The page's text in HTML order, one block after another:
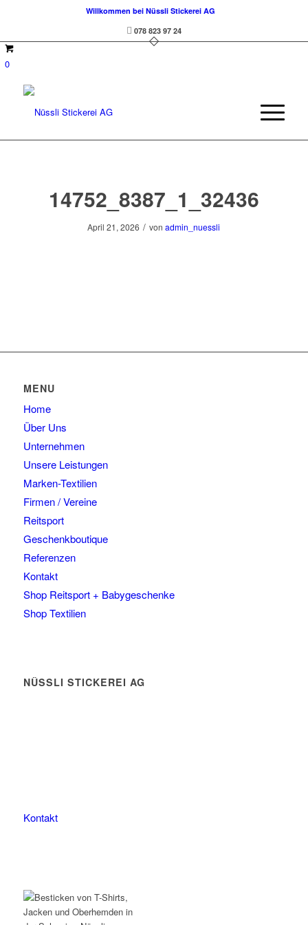
Willkommen bei Nüssli Stickerei AG
078 823 97 24
0
14752_8387_1_32436
April 21, 2026 / vonadmin_nuessli
MENU
Home
Über Uns
Unternehmen
Unsere Leistungen
Marken-Textilien
Firmen / Vereine
Reitsport
Geschenkboutique
Referenzen
Kontakt
Shop Reitsport + Babygeschenke
Shop Textilien
NÜSSLI STICKEREI AG
Kontakt